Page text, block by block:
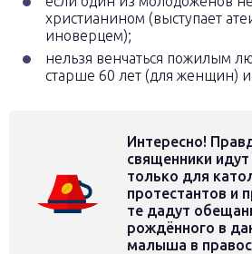
христианином (выступает
иноверцем);
нельзя венчаться пожилым
старше 60 лет (для женщин)
Интересно!
священники идут
только для
протестантов и
те дадут
рождённого в
малыша в